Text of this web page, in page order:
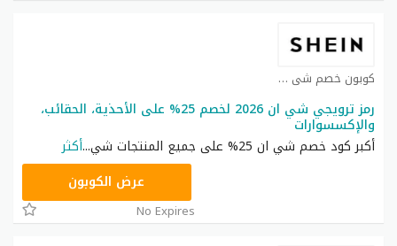
كوبون خصم شي ان كوبون
رمز ترويجي شي ان 2026 لخصم 25% على الأحذية، الحقائب،
والإكسسوارات
أكبر كود خصم شي ان 25% على جميع المنتجات شي
...أكثر
عرض الكوبون
No Expires